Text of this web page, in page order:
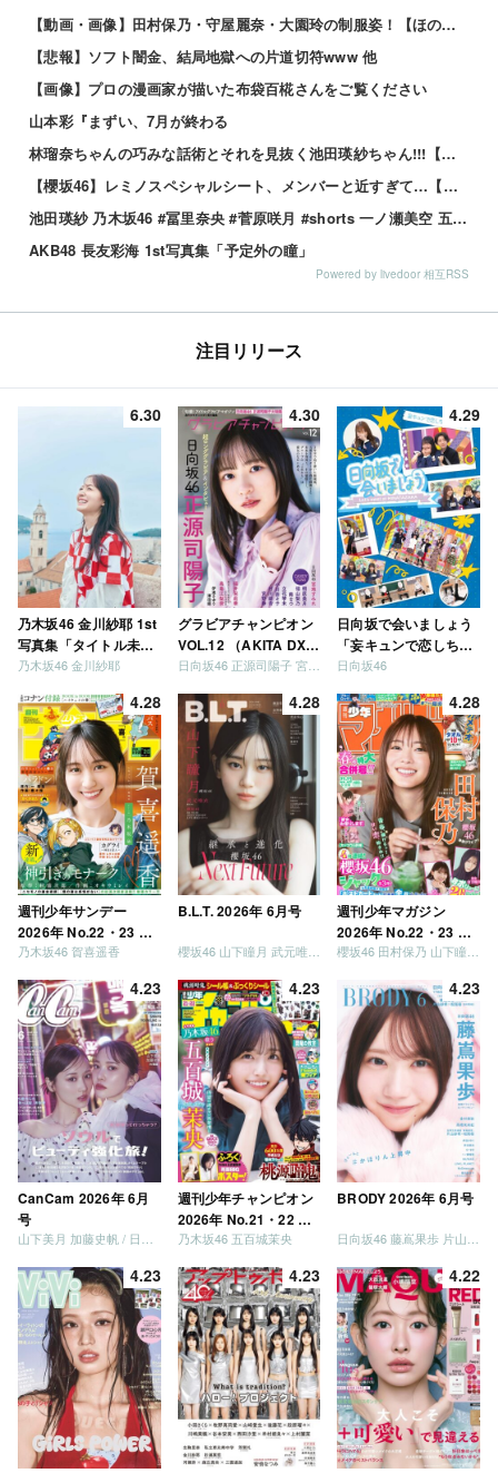
【動画・画像】田村保乃・守屋麗奈・大園玲の制服姿！【ほのす・れなぁ・ぞの】【櫻坂46】 他
【悲報】ソフト闇金、結局地獄への片道切符www 他
【画像】プロの漫画家が描いた布袋百椛さんをご覧ください
山本彩『まずい、7月が終わる
林瑠奈ちゃんの巧みな話術とそれを見抜く池田瑛紗ちゃん!!!【乃木坂46】
【櫻坂46】レミノスペシャルシート、メンバーと近すぎて…【全国ツアー2026】
池田瑛紗 乃木坂46 #冨里奈央 #菅原咲月 #shorts 一ノ瀬美空 五百城茉央 瀬戸口心月 奥の反応まとめ
AKB48 長友彩海 1st写真集「予定外の瞳」
Powered by livedoor 相互RSS
注目リリース
6.30
乃木坂46 金川紗耶 1st
写真集「タイトル未
定」
乃木坂46 金川紗耶
4.30
グラビアチャンピオン
VOL.12 （AKITA DXシ
リーズ）
日向坂46 正源司陽子 宮地すみれ
4.29
日向坂で会いましょう
「妄キュンで恋しちゃ
いましょう」「どっち
う」「ご褒美でロケし
ましょう」「フレンド
リーになりましょう」
「笑って卒業を祝いま
しょう」 [Blu-ray]
日向坂46
4.28
週刊少年サンデー
2026年 No.22・23 合
併号
乃木坂46 賀喜遥香
4.28
B.L.T. 2026年 6月号
櫻坂46 山下瞳月 武元唯衣 / 乃木坂46 海邉朱莉
4.28
週刊少年マガジン
2026年 No.22・23 合
併号
櫻坂46 田村保乃 山下瞳月 山川宇衣
4.23
CanCam 2026年 6月
号
4.23
週刊少年チャンピオン
2026年 No.21・22 合
併号
乃木坂46 五百城茉央
4.23
BRODY 2026年 6月号
4.23 4.23 4.22